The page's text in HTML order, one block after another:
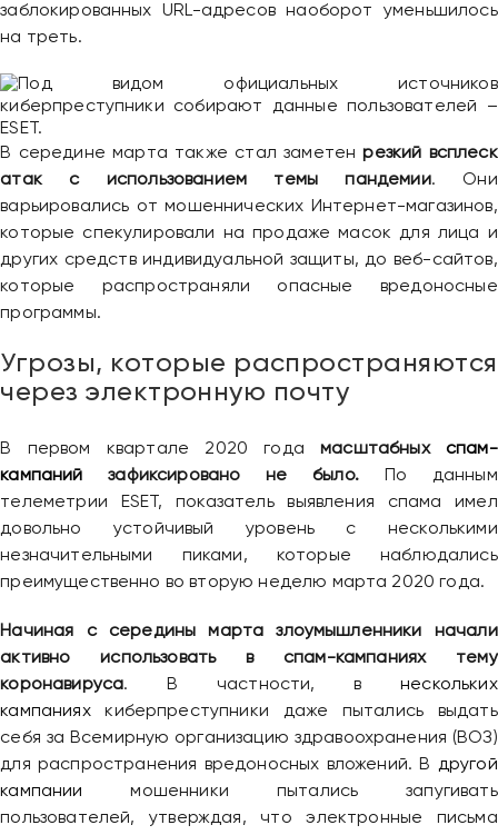
заблокированных URL-адресов наоборот уменьшилось
на треть.
В середине марта также стал заметенрезкий всплеск
атак с использованием темы пандемии. Они
варьировались от мошеннических Интернет-магазинов,
которые спекулировали на продаже масок для лица и
других средств индивидуальной защиты, до веб-сайтов,
которые распространяли опасные вредоносные
программы.
Угрозы, которые распространяются
через электронную почту
В первом квартале 2020 годамасштабных спам-
кампаний зафиксировано не было.По данным
телеметрии ESET, показатель выявления спама имел
довольно устойчивый уровень с несколькими
незначительными пиками, которые наблюдались
преимущественно во вторую неделю марта 2020 года.
Начиная с середины марта злоумышленники начали
активно использовать в спам-кампаниях тему
коронавируса. В частности, внескольких
кампанияхкиберпреступники даже пытались выдать
себя за Всемирную организацию здравоохранения (ВОЗ)
для распространения вредоносных вложений. В другой
кампании мошенники пытались запугивать
пользователей, утверждая, что электронные письма